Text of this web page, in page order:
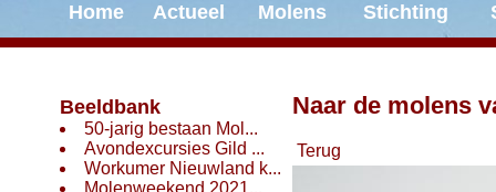
Home Actueel Molens Stichting
Beeldbank
50-jarig bestaan Mol...
Avondexcursies Gild ...
Workumer Nieuwland k...
Molenweekend 2021...
Naar de molens
Terug